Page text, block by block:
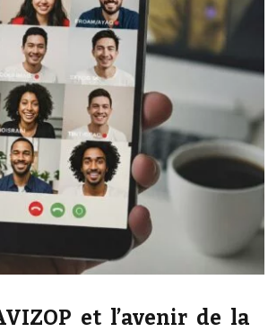
et l’avenir de la